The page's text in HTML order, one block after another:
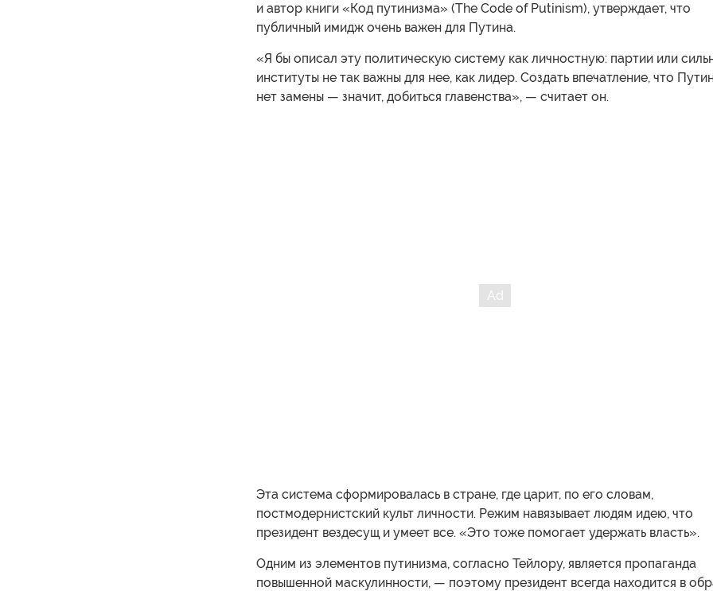
и автор книги «Код путинизма» (The Code of Putinism), утверждает, что
публичный имидж очень важен для Путина.
«Я бы описал эту политическую систему как личностную: партии или
институты не так важны для нее, как лидер. Создать впечатление, что
нет замены — значит, добиться главенства», — считает он.
Эта система сформировалась в стране, где царит, по его словам,
постмодернистский культ личности. Режим навязывает людям идею, что
президент вездесущ и умеет все. «Это тоже помогает удержать власть».
Одним из элементов путинизма, согласно Тейлору, является пропаганда
повышенной маскулинности, — поэтому президент всегда находится в